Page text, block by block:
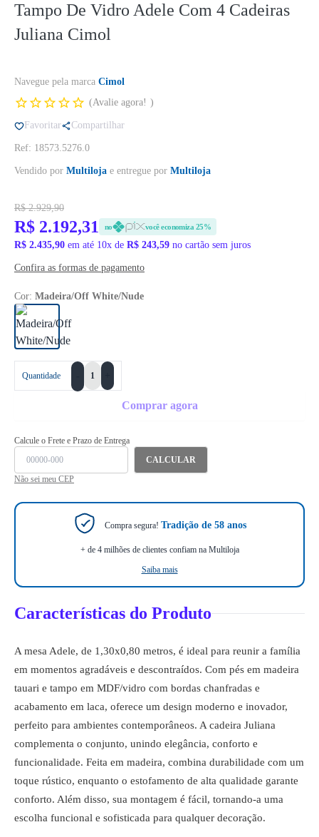
Tampo De Vidro Adele Com 4 Cadeiras
Juliana Cimol
Navegue pela marca Cimol
Avalie agora!
Favoritar Compartilhar
Ref: 18573.5276.0
Vendido por Multiloja e entregue por Multiloja
R$ 2.929,90
R$ 2.192,31 no você economiza 25%
R$ 2.435,90 em até 10x de R$ 243,59 no cartão sem juros
Confira as formas de pagamento
Cor: Madeira/Off White/Nude
Quantidade
Comprar agora
Calcule o Frete e Prazo de Entrega
CALCULAR
Não sei meu CEP
Compra segura! Tradição de 58 anos
+ de 4 milhões de clientes confiam na Multiloja
Saiba mais
Características do Produto
A mesa Adele, de 1,30x0,80 metros, é ideal para reunir a família
em momentos agradáveis e descontraídos. Com pés em madeira
tauari e tampo em MDF/vidro com bordas chanfradas e
acabamento em laca, oferece um design moderno e inovador,
perfeito para ambientes contemporâneos. A cadeira Juliana
complementa o conjunto, unindo elegância, conforto e
funcionalidade. Feita em madeira, combina durabilidade com um
toque rústico, enquanto o estofamento de alta qualidade garante
conforto. Além disso, sua montagem é fácil, tornando-a uma
escolha funcional e sofisticada para qualquer decoração.